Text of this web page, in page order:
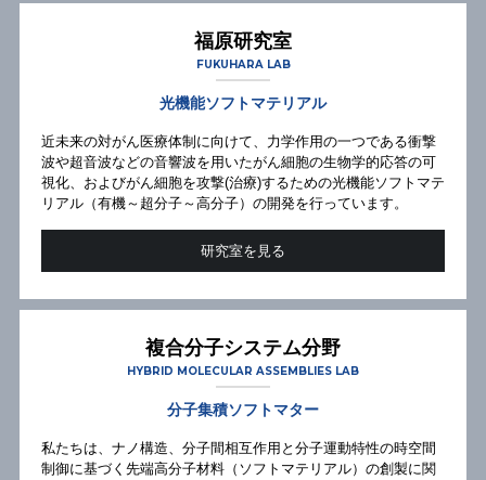
福原研究室
FUKUHARA LAB
光機能ソフトマテリアル
近未来の対がん医療体制に向けて、力学作用の一つである衝撃
波や超音波などの音響波を用いたがん細胞の生物学的応答の可
視化、およびがん細胞を攻撃(治療)するための光機能ソフトマテ
リアル（有機～超分子～高分子）の開発を行っています。
研究室を見る
複合分子システム分野
HYBRID MOLECULAR ASSEMBLIES LAB
分子集積ソフトマター
私たちは、ナノ構造、分子間相互作用と分子運動特性の時空間
制御に基づく先端高分子材料（ソフトマテリアル）の創製に関